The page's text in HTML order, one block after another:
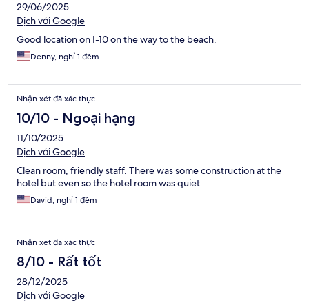
29/06/2025
Dịch với Google
Good location on I-10 on the way to the beach.
Denny, nghỉ 1 đêm
Nhận xét đã xác thực
10/10 - Ngoại hạng
11/10/2025
Dịch với Google
Clean room, friendly staff. There was some construction at the
hotel but even so the hotel room was quiet.
David, nghỉ 1 đêm
Nhận xét đã xác thực
8/10 - Rất tốt
28/12/2025
Dịch với Google